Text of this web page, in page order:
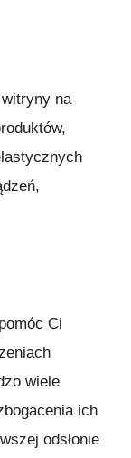
na
Ci
wiele
ich
odsłonie